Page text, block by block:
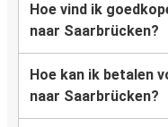
Hoe vind ik
naar Saarbrücken?
Hoe kan ik betalen
naar Saarbrücken?